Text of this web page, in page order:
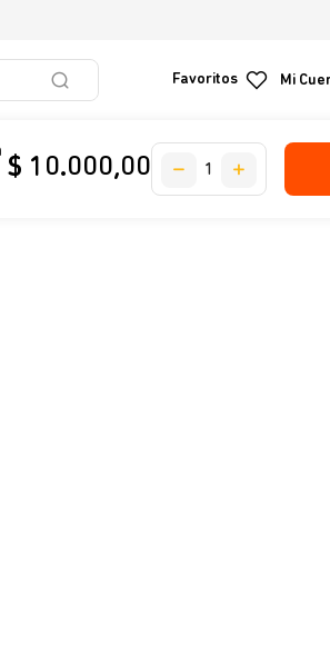
Favoritos
$ 10.000,00